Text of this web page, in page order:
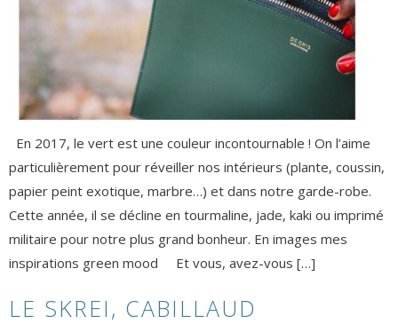
En 2017, le vert est une couleur incontournable ! On l’aime
particulièrement pour réveiller nos intérieurs (plante, coussin,
papier peint exotique, marbre…) et dans notre garde-robe.
Cette année, il se décline en tourmaline, jade, kaki ou imprimé
militaire pour notre plus grand bonheur. En images mes
inspirations green mood Et vous, avez-vous […]
LE SKREI, CABILLAUD